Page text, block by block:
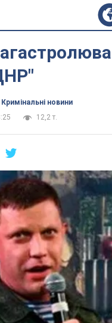
Кримінальні новини
12,2 т.